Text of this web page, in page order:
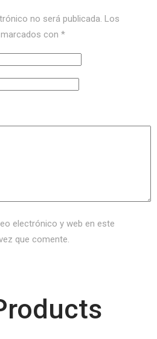
no será publicada. Los
con *
electrónico y web en este
que comente.